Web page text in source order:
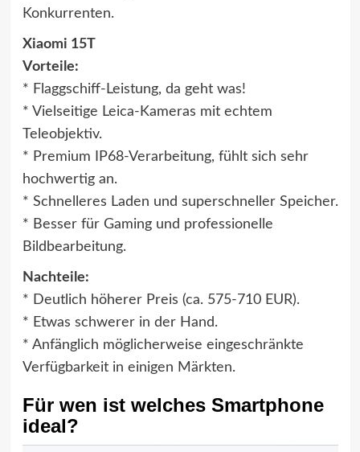
Konkurrenten.
Xiaomi 15T
Vorteile:
* Flaggschiff-Leistung, da geht was!
* Vielseitige Leica-Kameras mit echtem
Teleobjektiv.
* Premium IP68-Verarbeitung, fühlt sich sehr
hochwertig an.
* Schnelleres Laden und superschneller Speicher.
* Besser für Gaming und professionelle
Bildbearbeitung.
Nachteile:
* Deutlich höherer Preis (ca. 575-710 EUR).
* Etwas schwerer in der Hand.
* Anfänglich möglicherweise eingeschränkte
Verfügbarkeit in einigen Märkten.
Für wen ist welches Smartphone
ideal?